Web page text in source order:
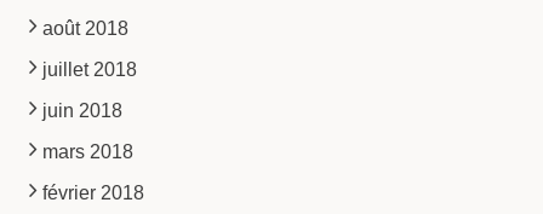
août 2018
juillet 2018
juin 2018
mars 2018
février 2018